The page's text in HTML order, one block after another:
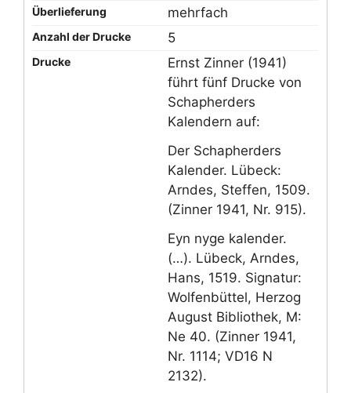
Überlieferung mehrfach
Anzahl der Drucke 5
Drucke
Ernst Zinner (1941)
führt fünf Drucke von
Schapherders
Kalendern auf:
Der Schapherders
Kalender. Lübeck:
Arndes, Steffen, 1509.
(Zinner 1941, Nr. 915).
Eyn nyge kalender.
(…). Lübeck, Arndes,
Hans, 1519. Signatur:
Wolfenbüttel, Herzog
August Bibliothek, M:
Ne 40. (Zinner 1941,
Nr. 1114; VD16 N
2132).